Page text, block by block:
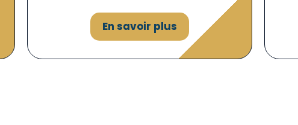
En savoir plus